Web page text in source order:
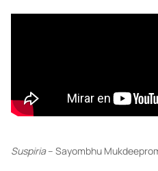
Suspiria– Sayombhu